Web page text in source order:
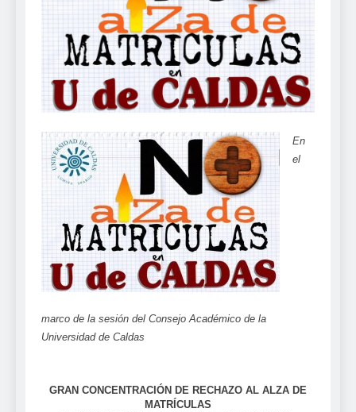
En
el
marco de la sesión del Consejo Académico de la
Universidad de Caldas
GRAN CONCENTRACIÓN DE RECHAZO AL ALZA DE
MATRÍCULAS